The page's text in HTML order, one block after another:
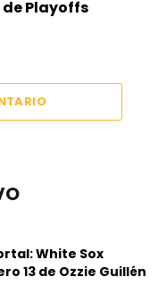
Playoffs
White Sox
13 de Ozzie Guillén